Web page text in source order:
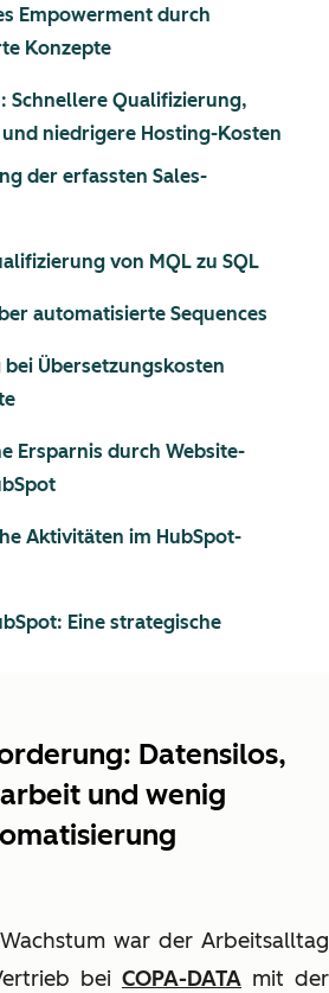
Datensilos,
und wenig
war der Arbeitsalltag
bei COPA-DATA mit der
Empowerment durch
Konzepte
Schnellere Qualifizierung,
niedrigere Hosting-Kosten
der erfassten Sales-
von MQL zu SQL
automatisierte Sequences
Übersetzungskosten
Ersparnis durch Website-
Aktivitäten im HubSpot-
Eine strategische